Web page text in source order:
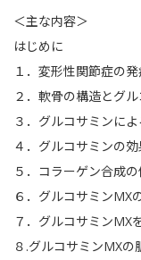
＜主な内容＞
はじめに
１．変形性関節症の
２．軟骨の構造とグ
３．グルコサミンに
４．グルコサミンの
５．コラーゲン合成
６．グルコサミンMX
７．グルコサミンMX
８.グルコサミンMXの